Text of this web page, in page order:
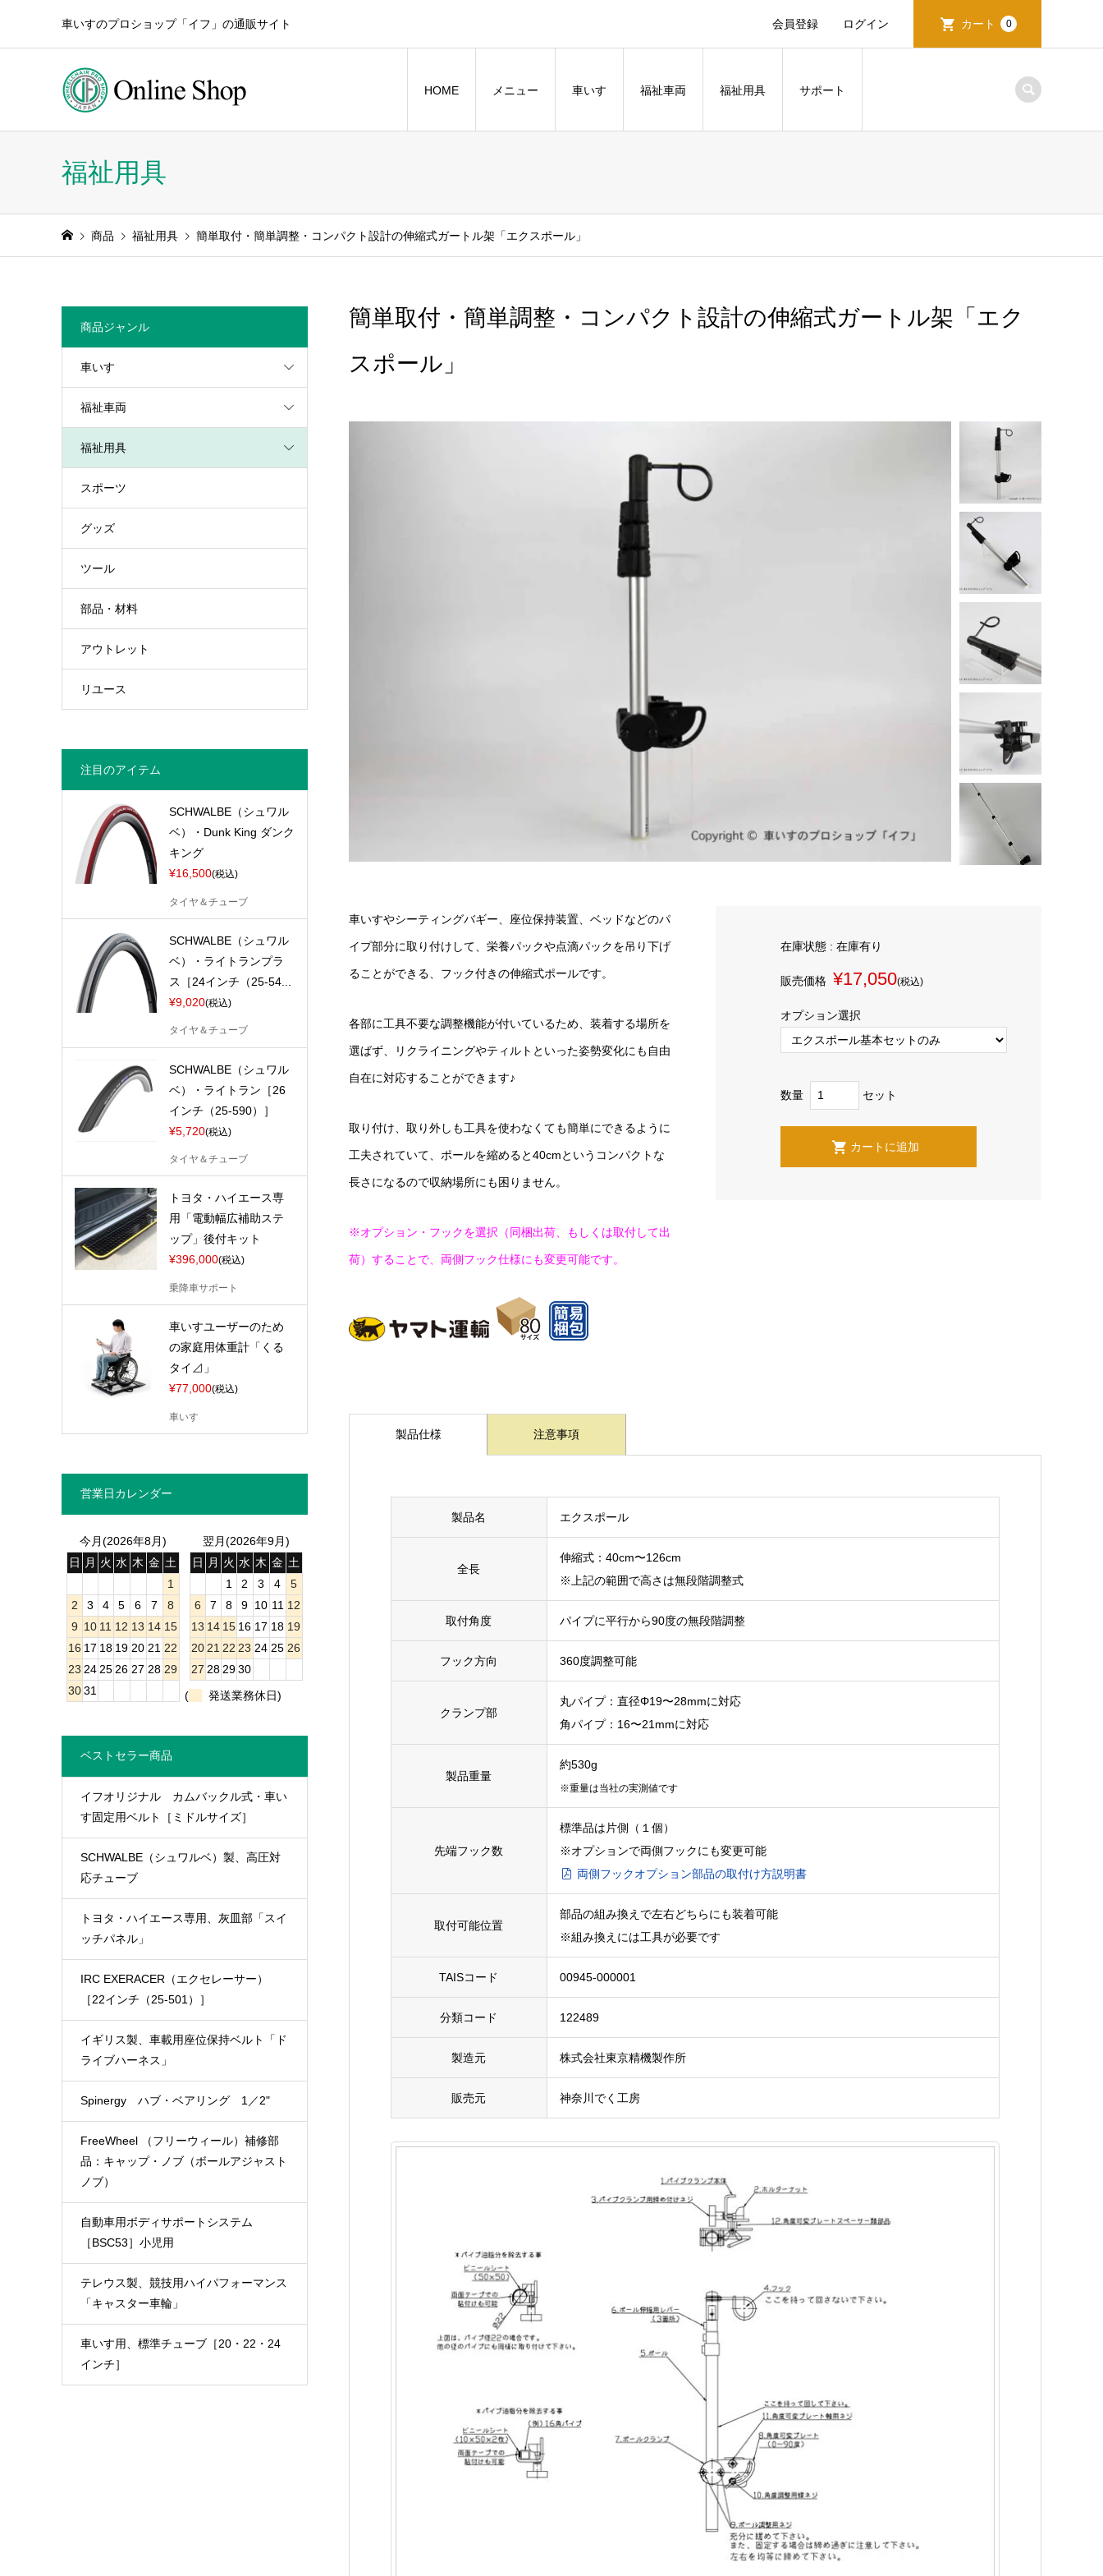
車いすのプロショップ「イフ」の通販サイト 会員登録 ログイン カート 0
HOME メニュー 車いす 福祉車両 福祉用具 サポート
福祉用具
商品 福祉用具 簡単取付・簡単調整・コンパクト設計の伸縮式ガートル架「エクスポール」
簡単取付・簡単調整・コンパクト設計の伸縮式ガートル架「エク
スポール」
車いすやシーティングバギー、座位保持装置、ベッドなどのパ
イプ部分に取り付けして、栄養パックや点滴パックを吊り下げ
ることができる、フック付きの伸縮式ポールです。
各部に工具不要な調整機能が付いているため、装着する場所を
選ばず、リクライニングやティルトといった姿勢変化にも自由
自在に対応することができます♪
取り付け、取り外しも工具を使わなくても簡単にできるように
工夫されていて、ポールを縮めると40cmというコンパクトな
長さになるので収納場所にも困りません。
※オプション・フックを選択（同梱出荷、もしくは取付して出
荷）することで、両側フック仕様にも変更可能です。
在庫状態 :在庫有り
販売価格 ¥17,050(税込)
オプション選択
数量 セット
製品仕様 注意事項
製品名 エクスポール
全長
伸縮式：40cm〜126cm
※上記の範囲で高さは無段階調整式
取付角度 パイプに平行から90度の無段階調整
フック方向 360度調整可能
クランプ部
丸パイプ：直径Φ19〜28mmに対応
角パイプ：16〜21mmに対応
製品重量
約530g
※重量は当社の実測値です
先端フック数
標準品は片側（１個）
※オプションで両側フックにも変更可能
両側フックオプション部品の取付け方説明書
取付可能位置
部品の組み換えで左右どちらにも装着可能
※組み換えには工具が必要です
TAISコード 00945-000001
分類コード 122489
製造元 株式会社東京精機製作所
販売元 神奈川でく工房
商品ジャンル
車いす
福祉車両
福祉用具
スポーツ
グッズ
ツール
部品・材料
アウトレット
リユース
注目のアイテム
SCHWALBE（シュワル
ベ）・Dunk King ダンク
キング
¥16,500(税込)
タイヤ＆チューブ
SCHWALBE（シュワル
ベ）・ライトランプラ
ス［24インチ（25-54...
¥9,020(税込)
タイヤ＆チューブ
SCHWALBE（シュワル
ベ）・ライトラン［26
インチ（25-590）］
¥5,720(税込)
タイヤ＆チューブ
トヨタ・ハイエース専
用「電動幅広補助ステ
ップ」後付キット
¥396,000(税込)
乗降車サポート
車いすユーザーのため
の家庭用体重計「くる
タイ⊿」
¥77,000(税込)
車いす
営業日カレンダー
今月(2026年8月)
日
月 火 水 木 金 土
1
2
3 4 5 6 7
8
9 10 11 12 13 14 15
16 17 18 19 20 21 22
23 24 25 26 27 28 29
30 31
翌月(2026年9月)
日
月 火 水 木 金 土
1
2 3 4
5
6
7 8 9 10 11 12
13 14 15 16 17 18 19
20 21 22 23 24 25 26
27 28 29 30
(
発送業務休日)
ベストセラー商品
イフオリジナル カムバックル式・車い
す固定用ベルト［ミドルサイズ］
SCHWALBE（シュワルベ）製、高圧対
応チューブ
トヨタ・ハイエース専用、灰皿部「スイ
ッチパネル」
IRC EXERACER（エクセレーサー）
［22インチ（25-501）］
イギリス製、車載用座位保持ベルト「ド
ライブハーネス」
Spinergy ハブ・ベアリング 1／2"
FreeWheel （フリーウィール）補修部
品：キャップ・ノブ（ボールアジャスト
ノブ）
自動車用ボディサポートシステム
［BSC53］小児用
テレウス製、競技用ハイパフォーマンス
「キャスター車輪」
車いす用、標準チューブ［20・22・24
インチ］